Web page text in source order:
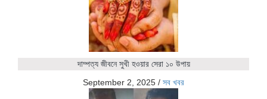
দাম্পত্য জীবনে সুখী হওয়ার সেরা ১০ উপায়
September 2, 2025 / সব খবর